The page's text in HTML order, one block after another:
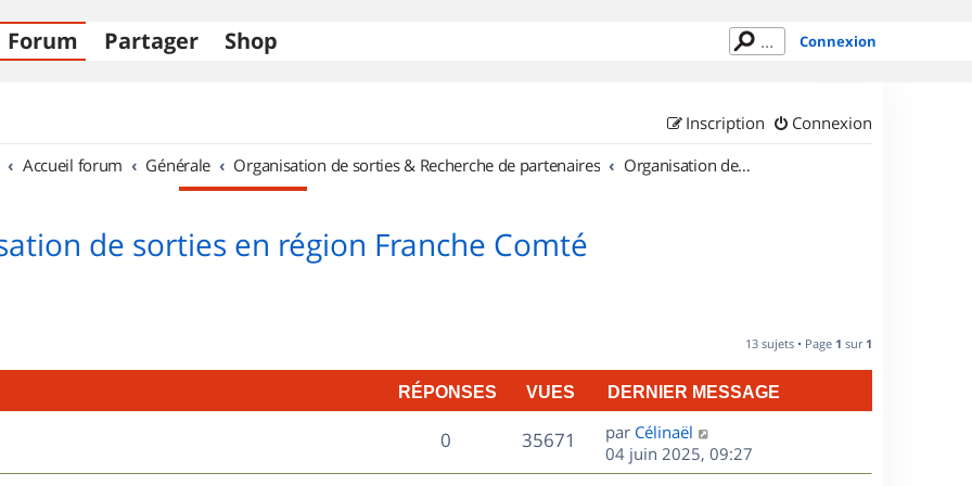
Forum Partager Shop Connexion
Connexion
Inscription
Accueil forum Générale Organisation de sorties & Recherche de partenaires Organisation de sorties en région Franche Comté
de sorties en région Franche Comté
13 sujets • Page 1 sur 1
RÉPONSES VUES DERNIER MESSAGE
0R
é
35671
u
D
e
r
par Célinaël
04 juin 2025, 09:27